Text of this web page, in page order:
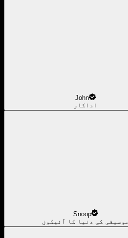
John
اداکار
Snoop
موسیقی کی دنیا کا آئیکون